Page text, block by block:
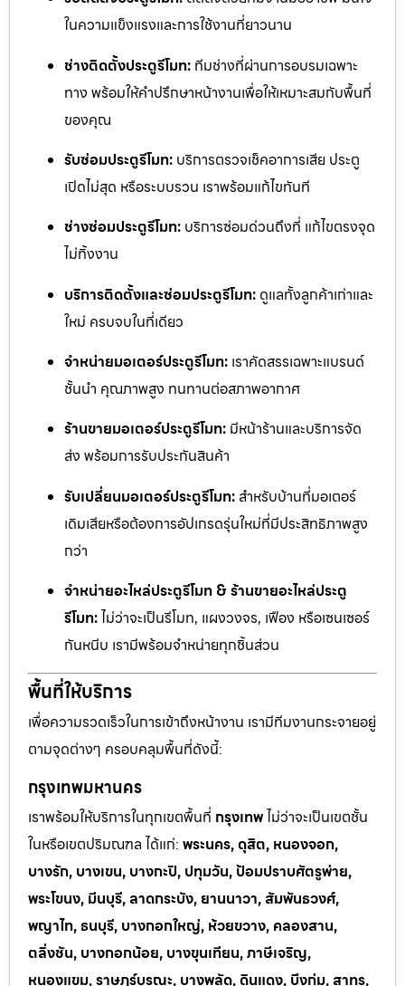
ในความแข็งแรงและการใช้งานที่ยาวนาน
ช่างติดตั้งประตูรีโมท: ทีมช่างที่ผ่านการอบรมเฉพาะ
ทาง พร้อมให้คำปรึกษาหน้างานเพื่อให้เหมาะสมกับพื้นที่
ของคุณ
รับซ่อมประตูรีโมท: บริการตรวจเช็คอาการเสีย ประตู
เปิดไม่สุด หรือระบบรวน เราพร้อมแก้ไขทันที
ช่างซ่อมประตูรีโมท: บริการซ่อมด่วนถึงที่ แก้ไขตรงจุด
ไม่ทิ้งงาน
บริการติดตั้งและซ่อมประตูรีโมท: ดูแลทั้งลูกค้าเก่าและ
ใหม่ ครบจบในที่เดียว
จำหน่ายมอเตอร์ประตูรีโมท: เราคัดสรรเฉพาะแบรนด์
ชั้นนำ คุณภาพสูง ทนทานต่อสภาพอากาศ
ร้านขายมอเตอร์ประตูรีโมท: มีหน้าร้านและบริการจัด
ส่ง พร้อมการรับประกันสินค้า
รับเปลี่ยนมอเตอร์ประตูรีโมท: สำหรับบ้านที่มอเตอร์
เดิมเสียหรือต้องการอัปเกรดรุ่นใหม่ที่มีประสิทธิภาพสูง
กว่า
จำหน่ายอะไหล่ประตูรีโมท & ร้านขายอะไหล่ประตู
รีโมท:ไม่ว่าจะเป็นรีโมท, แผงวงจร, เฟือง หรือเซนเซอร์
กันหนีบ เรามีพร้อมจำหน่ายทุกชิ้นส่วน
พื้นที่ให้บริการ
เพื่อความรวดเร็วในการเข้าถึงหน้างาน เรามีทีมงานกระจายอยู่
ตามจุดต่างๆ ครอบคลุมพื้นที่ดังนี้:
กรุงเทพมหานคร
เราพร้อมให้บริการในทุกเขตพื้นที่ กรุงเทพไม่ว่าจะเป็นเขตชั้น
ในหรือเขตปริมณฑล ได้แก่: พระนคร, ดุสิต, หนองจอก,
บางรัก, บางเขน, บางกะปิ, ปทุมวัน, ป้อมปราบศัตรูพ่าย,
พระโขนง, มีนบุรี, ลาดกระบัง, ยานนาวา, สัมพันธวงศ์,
พญาไท, ธนบุรี, บางกอกใหญ่, ห้วยขวาง, คลองสาน,
ตลิ่งชัน, บางกอกน้อย, บางขุนเทียน, ภาษีเจริญ,
หนองแขม, ราษฎร์บูรณะ, บางพลัด, ดินแดง, บึงกุ่ม, สาทร,